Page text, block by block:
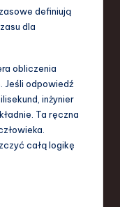
definiują
dla
obliczenia
Jeśli odpowiedź
inżynier
Ta ręczna
całą logikę